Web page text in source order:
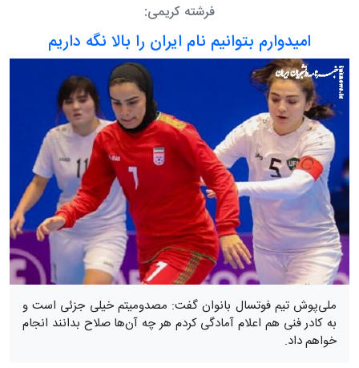
فرشته کریمی:
امیدوارم بتوانیم نام ایران را بالا نگه داریم
ملی‌پوش تیم فوتسال بانوان گفت: مصدومیتم خیلی جزئی است و
به کادر فنی هم اعلام آمادگی کردم هر چه آن‌ها صلاح بدانند انجام
خواهم داد.